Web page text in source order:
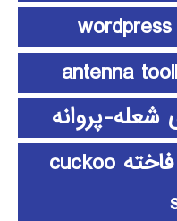
شعله-پروانه
الگوریتم جستجوی فاخته cuckoo